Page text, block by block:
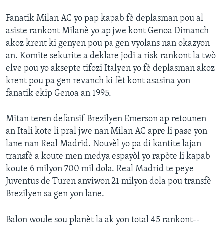
Fanatik Milan AC yo pap kapab fè deplasman pou al
asiste rankont Milanè yo ap jwe kont Genoa Dimanch
akoz krent ki genyen pou pa gen vyolans nan okazyon
an. Komite sekurite a deklare jodi a risk rankont la twò
elve pou yo aksepte tifozi Italyen yo fè deplasman akoz
krent pou pa gen revanch ki fèt kont asasina yon
fanatik ekip Genoa an 1995.
Mitan teren defansif Brezilyen Emerson ap retounen
an Itali kote li pral jwe nan Milan AC apre li pase yon
lane nan Real Madrid. Nouvèl yo pa di kantite lajan
transfè a koute men medya espayòl yo rapòte li kapab
koute 6 milyon 700 mil dola. Real Madrid te peye
Juventus de Turen anviwon 21 milyon dola pou transfè
Brezilyen sa gen yon lane.
Balon woule sou planèt la ak yon total 45 rankont--